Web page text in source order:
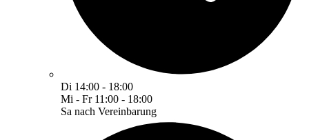
Di 14:00 - 18:00
Mi - Fr 11:00 - 18:00
Sa nach Vereinbarung